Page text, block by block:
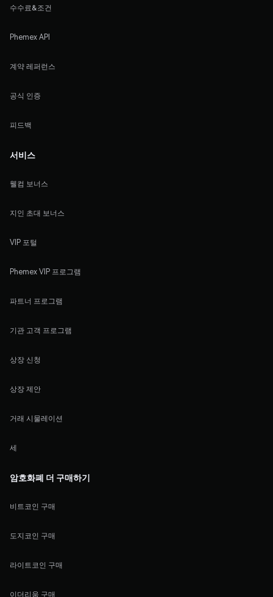
수수료&조건
Phemex API
계약 레퍼런스
공식 인증
피드백
서비스
웰컴 보너스
지인 초대 보너스
VIP 포털
Phemex VIP 프로그램
파트너 프로그램
기관 고객 프로그램
상장 신청
상장 제안
거래 시물레이션
세
암호화폐 더 구매하기
비트코인 구매
도지코인 구매
라이트코인 구매
이더리움 구매